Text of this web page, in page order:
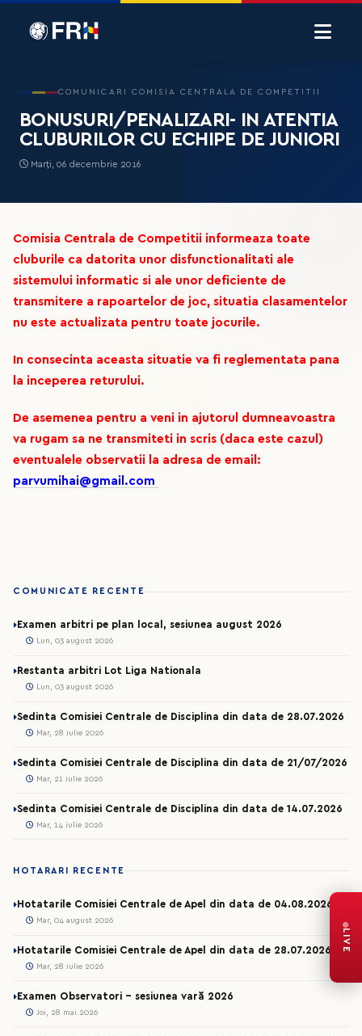
COMUNICARI COMISIA CENTRALA DE COMPETITII
BONUSURI/PENALIZARI- IN ATENTIA
CLUBURILOR CU ECHIPE DE JUNIORI
Marți, 06 decembrie 2016
Comisia Centrala de Competitii informeaza toate
cluburile ca datorita unor disfunctionalitati ale
sistemului informatic si ale unor deficiente de
transmitere a rapoartelor de joc, situatia clasamentelor
nu este actualizata pentru toate jocurile.
In consecinta aceasta situatie va fi reglementata pana
la inceperea returului.
De asemenea pentru a veni in ajutorul dumneavoastra
va rugam sa ne transmiteti in scris (daca este cazul)
eventualele observatii la adresa de email:
parvumihai@gmail.com
COMUNICATE RECENTE
Examen arbitri pe plan local, sesiunea august 2026
Lun, 03 august 2026
Restanta arbitri Lot Liga Nationala
Lun, 03 august 2026
Sedinta Comisiei Centrale de Disciplina din data de 28.07.2026
Mar, 28 iulie 2026
Sedinta Comisiei Centrale de Disciplina din data de 21/07/2026
Mar, 21 iulie 2026
Sedinta Comisiei Centrale de Disciplina din data de 14.07.2026
Mar, 14 iulie 2026
HOTARARI RECENTE
Hotatarile Comisiei Centrale de Apel din data de 04.08.2026
Mar, 04 august 2026
Hotatarile Comisiei Centrale de Apel din data de 28.07.2026
Mar, 28 iulie 2026
Examen Observatori - sesiunea vară 2026
Joi, 28 mai 2026
LIVE